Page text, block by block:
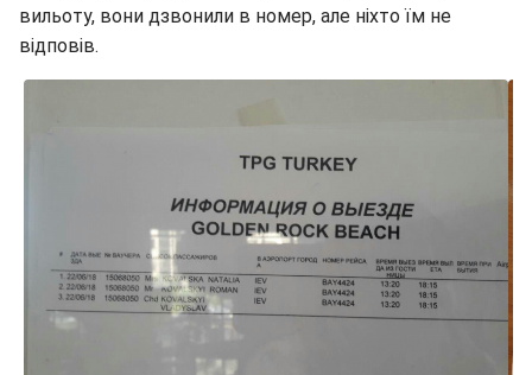
вильоту, вони дзвонили в номер, але ніхто їм не
відповів.